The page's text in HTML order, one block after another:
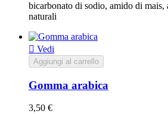
bicarbonato di sodio, amido di mais,
naturali
 Vedi
Aggiungi al carrello
Gomma arabica
3,50 €